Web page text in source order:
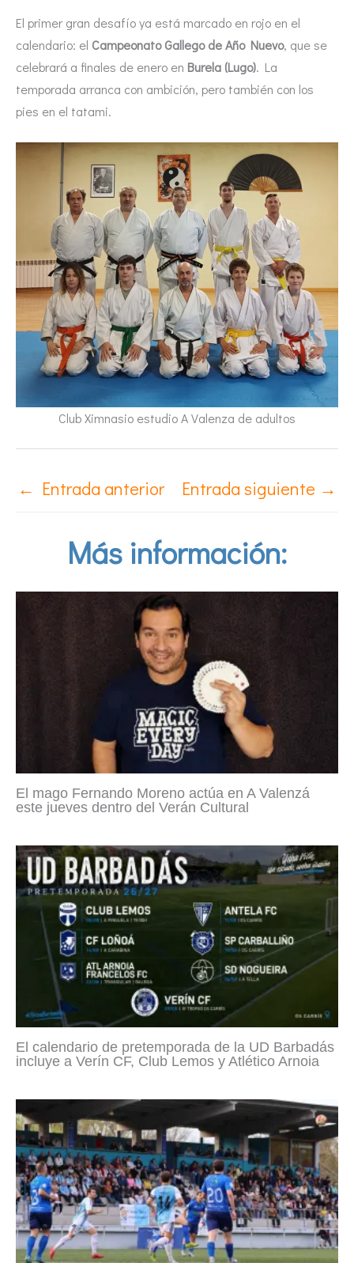
El primer gran desafío ya está marcado en rojo en el
calendario: el Campeonato Gallego de Año Nuevo, que se
celebrará a finales de enero en Burela (Lugo). La
temporada arranca con ambición, pero también con los
pies en el tatami.
Club Ximnasio estudio A Valenza de adultos
← Entrada anterior Entrada siguiente →
Más información:
El mago Fernando Moreno actúa en A Valenzá
este jueves dentro del Verán Cultural
El calendario de pretemporada de la UD Barbadás
incluye a Verín CF, Club Lemos y Atlético Arnoia